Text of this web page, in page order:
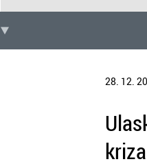
28. 12.